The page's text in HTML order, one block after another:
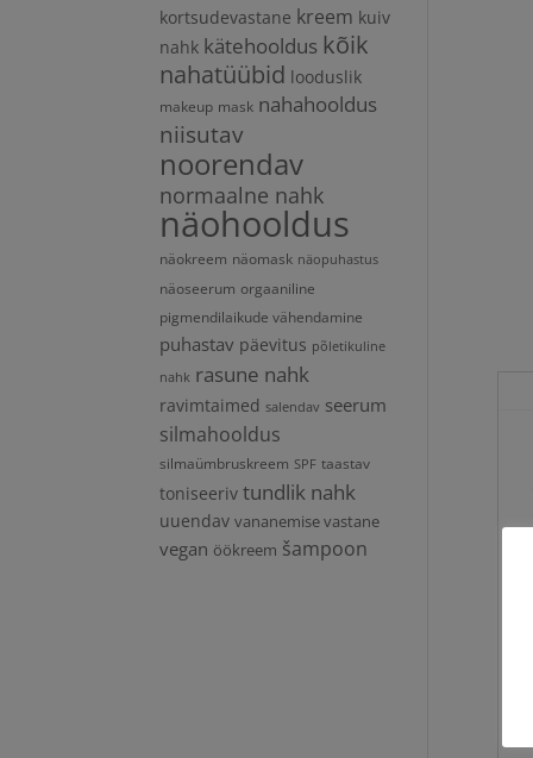
kortsudevastane kreem kuiv
nahk kätehooldus kõik
nahatüübid looduslik
makeup mask nahahooldus
niisutav
noorendav
normaalne nahk
näohooldus
näokreem näomask näopuhastus
näoseerum orgaaniline
pigmendilaikude vähendamine
puhastav päevitus põletikuline
nahk rasune nahk
ravimtaimed salendav seerum
silmahooldus
silmaümbruskreem SPF taastav
toniseeriv tundlik nahk
uuendav vananemise vastane
vegan öökreem šampoon